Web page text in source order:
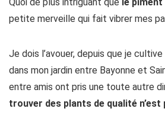
petite merveille qui fait vibrer mes
Je dois l’avouer, depuis que je
dans mon jardin entre Bayonne et
entre amis ont pris une toute autre
trouver des plants de qualité